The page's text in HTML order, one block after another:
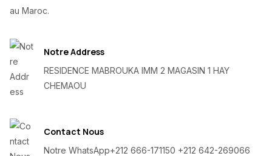
au Maroc.
Notre Address
RESIDENCE MABROUKA IMM 2 MAGASIN 1 HAY
CHEMAOU
Contact Nous
Notre WhatsApp+212 666-171150 +212 642-269066